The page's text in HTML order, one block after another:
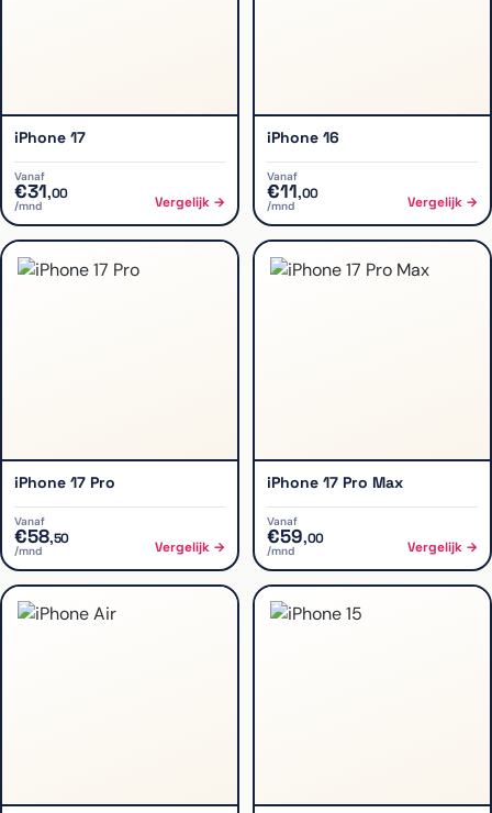
iPhone 17
Vanaf
€31,00
/mnd Vergelijk →
iPhone 16
Vanaf
€11,00
/mnd Vergelijk →
iPhone 17 Pro
Vanaf
€58,50
/mnd Vergelijk →
iPhone 17 Pro Max
Vanaf
€59,00
/mnd Vergelijk →